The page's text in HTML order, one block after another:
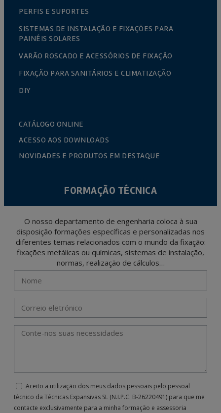
PERFIS E SUPORTES
SISTEMAS DE INSTALAÇÃO E FIXAÇÕES PARA
PAINÉIS SOLARES
VARÃO ROSCADO E ACESSÓRIOS DE FIXAÇÃO
FIXAÇÃO PARA SANITÁRIOS E CLIMATIZAÇÃO
DIY
CATÁLOGO ONLINE
ACESSO AOS DOWNLOADS
NOVIDADES E PRODUTOS EM DESTAQUE
FORMAÇÃO TÉCNICA
O nosso departamento de engenharia coloca à sua
disposição formações específicas e personalizadas nos
diferentes temas relacionados com o mundo da fixação:
fixações metálicas ou químicas, sistemas de instalação,
normas, realização de cálculos…
Aceito a utilização dos meus dados pessoais pelo pessoal
técnico da Técnicas Expansivas SL (N.I.P.C. B-26220491) para que me
contacte exclusivamente para a minha formação e assessoria